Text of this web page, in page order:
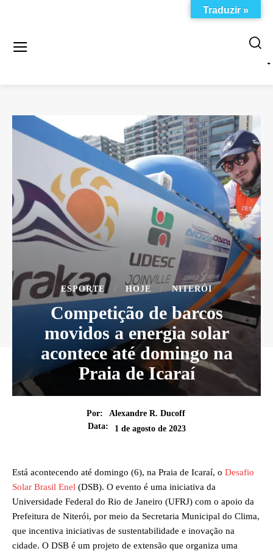
ESPORTE HOJE NITERÓI
Competição de barcos
movidos a energia solar
acontece até domingo na
Praia de Icaraí
Por:
Alexandre R. Ducoff
Data:
1 de agosto de 2023
Está acontecendo até domingo (6), na Praia de Icaraí, o Desafio
Solar Brasil Enel (DSB). O evento é uma iniciativa da
Universidade Federal do Rio de Janeiro (UFRJ) com o apoio da
Prefeitura de Niterói, por meio da Secretaria Municipal do Clima,
que incentiva iniciativas de sustentabilidade e inovação na
cidade. O DSB é um projeto de extensão que organiza uma
Traduzir »